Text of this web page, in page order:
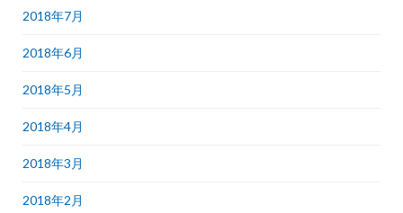
2018年7月
2018年6月
2018年5月
2018年4月
2018年3月
2018年2月